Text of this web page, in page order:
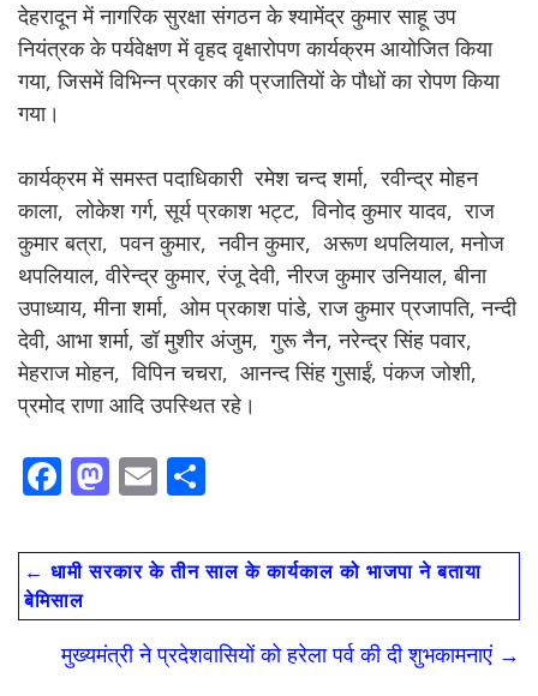
देहरादून में नागरिक सुरक्षा संगठन के श्यामेंद्र कुमार साहू उप
नियंत्रक के पर्यवेक्षण में वृहद वृक्षारोपण कार्यक्रम आयोजित किया
गया, जिसमें विभिन्न प्रकार की प्रजातियों के पौधों का रोपण किया
गया।
कार्यक्रम में समस्त पदाधिकारी रमेश चन्द शर्मा, रवीन्द्र मोहन
काला, लोकेश गर्ग, सूर्य प्रकाश भट्ट, विनोद कुमार यादव, राज
कुमार बत्रा, पवन कुमार, नवीन कुमार, अरूण थपलियाल, मनोज
थपलियाल, वीरेन्द्र कुमार, रंजू देवी, नीरज कुमार उनियाल, बीना
उपाध्याय, मीना शर्मा, ओम प्रकाश पांडे, राज कुमार प्रजापति, नन्दी
देवी, आभा शर्मा, डॉ मुशीर अंजुम, गुरू नैन, नरेन्द्र सिंह पवार,
मेहराज मोहन, विपिन चचरा, आनन्द सिंह गुसाईं, पंकज जोशी,
प्रमोद राणा आदि उपस्थित रहे।
F
e
b
o
o
M
to
d
o
n
E
ai
l
ar
e
← धामी सरकार के तीन साल के कार्यकाल को भाजपा ने बताया
बेमिसाल
मुख्यमंत्री ने प्रदेशवासियों को हरेला पर्व की दी शुभकामनाएं →